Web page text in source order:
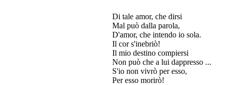
Di tale amor, che dirsi
Mal può dalla parola,
D'amor, che intendo io sola.
Il cor s'inebriò!
Il mio destino compiersi
Non può che a lui dappresso ...
S'io non vivrò per esso,
Per esso morirò!